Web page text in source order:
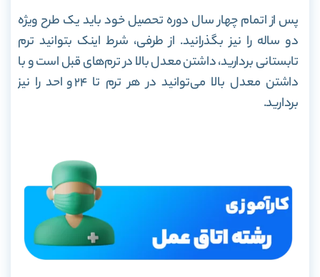
پس از اتمام چهار سال دوره تحصیل خود باید یک طرح ویژه
دو ساله را نیز بگذرانید. از طرفی، شرط اینک بتوانید ترم
تابستانی بردارید، داشتن معدل بالا در ترم‌های قبل است و با
داشتن معدل بالا می‌توانید در هر ترم تا ۲۴ واحد را نیز
بردارید.